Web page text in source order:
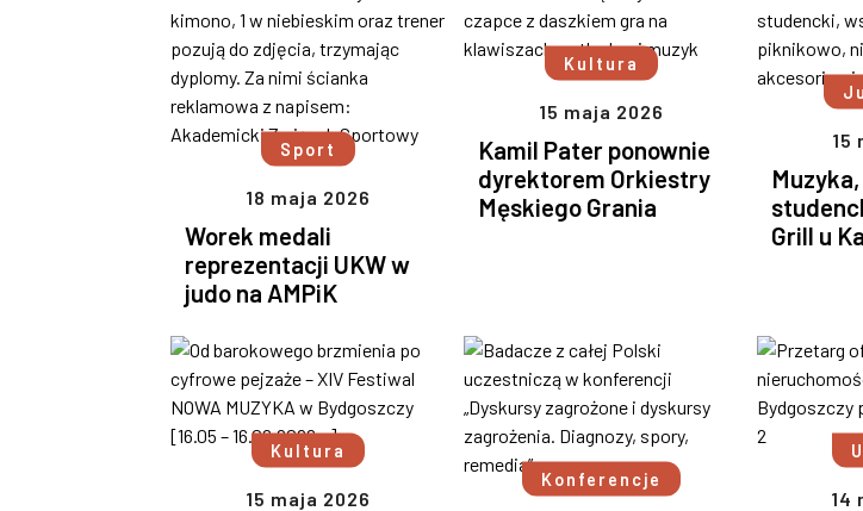
Sport
18 maja 2026
Worek medali
reprezentacji UKW w
judo na AMPiK
Kultura
15 maja 2026
Kamil Pater ponownie
dyrektorem Orkiestry
Męskiego Grania
15
Grill u
Kultura
15 maja 2026
Konferencje
14